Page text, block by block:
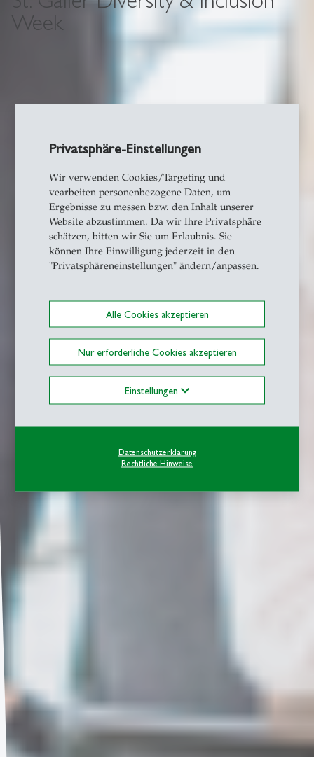
Privatsphäre-Einstellungen
Wir verwenden Cookies/Targeting und
vearbeiten personenbezogene Daten, um
Ergebnisse zu messen bzw. den Inhalt unserer
Website abzustimmen. Da wir Ihre Privatsphäre
schätzen, bitten wir Sie um Erlaubnis. Sie
können Ihre Einwilligung jederzeit in den
"Privatsphäreneinstellungen" ändern/anpassen.
Alle Cookies akzeptieren
Nur erforderliche Cookies akzeptieren
Einstellungen
Datenschutzerklärung
Rechtliche Hinweise
Week